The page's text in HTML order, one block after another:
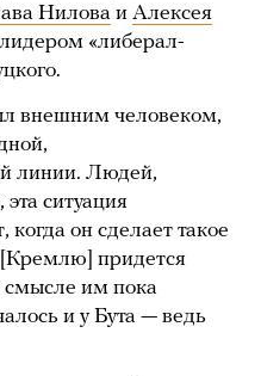
Нилова и Алексея
«либерал-
внешним человеком,
линии. Людей,
ситуация
он сделает такое
[Кремлю] придется
смысле им пока
и у Бута — ведь